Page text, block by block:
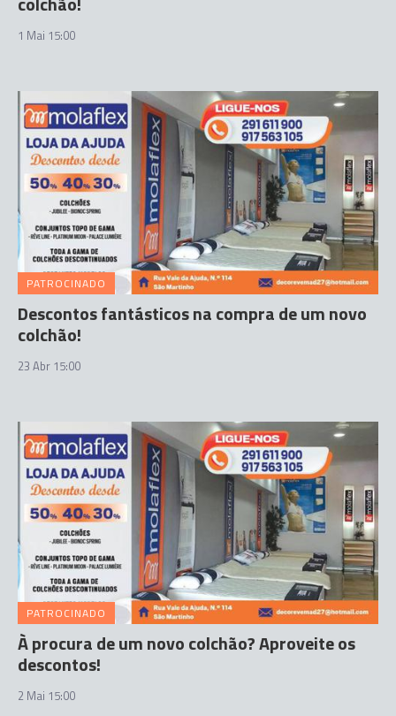
1 Mai 15:00
PATROCINADO
Descontos fantásticos na compra de um novo
colchão!
23 Abr 15:00
PATROCINADO
À procura de um novo colchão? Aproveite os
descontos!
2 Mai 15:00